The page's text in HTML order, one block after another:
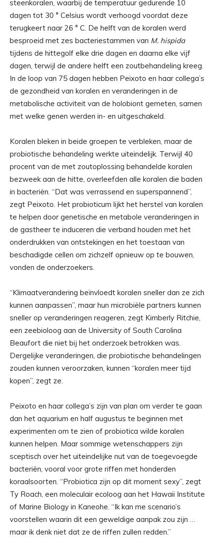
steenkoralen, waarbij de temperatuur gedurende 10
dagen tot 30 ° Celsius wordt verhoogd voordat deze
terugkeert naar 26 ° C. De helft van de koralen werd
besproeid met zes bacteriestammen van M. hispida
tijdens de hittegolf elke drie dagen en daarna elke vijf
dagen, terwijl de andere helft een zoutbehandeling kreeg.
In de loop van 75 dagen hebben Peixoto en haar collega’s
de gezondheid van koralen en veranderingen in de
metabolische activiteit van de holobiont gemeten, samen
met welke genen werden in- en uitgeschakeld.
Koralen bleken in beide groepen te verbleken, maar de
probiotische behandeling werkte uiteindelijk. Terwijl 40
procent van de met zoutoplossing behandelde koralen
bezweek aan de hitte, overleefden alle koralen die baden
in bacteriën. “Dat was verrassend en superspannend”,
zegt Peixoto. Het probioticum lijkt het herstel van koralen
te helpen door genetische en metabole veranderingen in
de gastheer te induceren die verband houden met het
onderdrukken van ontstekingen en het toestaan ​​​​van
beschadigde cellen om zichzelf opnieuw op te bouwen,
vonden de onderzoekers.
“Klimaatverandering beïnvloedt koralen sneller dan ze zich
kunnen aanpassen”, maar hun microbiële partners kunnen
sneller op veranderingen reageren, zegt Kimberly Ritchie,
een zeebioloog aan de University of South Carolina
Beaufort die niet bij het onderzoek betrokken was.
Dergelijke veranderingen, die probiotische behandelingen
zouden kunnen veroorzaken, kunnen “koralen meer tijd
kopen”, zegt ze.
Peixoto en haar collega’s zijn van plan om verder te gaan
dan het aquarium en half augustus te beginnen met
experimenten om te zien of probiotica wilde koralen
kunnen helpen. Maar sommige wetenschappers zijn
sceptisch over het uiteindelijke nut van de toegevoegde
bacteriën, vooral voor grote riffen met honderden
koraalsoorten. “Probiotica zijn op dit moment sexy”, zegt
Ty Roach, een moleculair ecoloog aan het Hawaii Institute
of Marine Biology in Kaneohe. “Ik kan me scenario’s
voorstellen waarin dit een geweldige aanpak zou zijn …
maar ik denk niet dat ze de riffen zullen redden.”